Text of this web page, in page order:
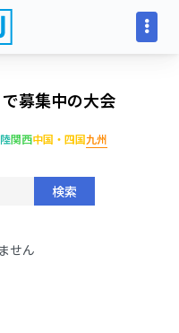
募集中の大会
関西中国・四国九州
検索
せん